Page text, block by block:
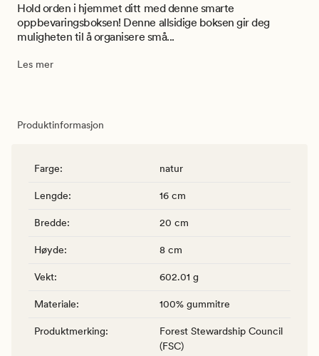
Hold orden i hjemmet ditt med denne smarte
oppbevaringsboksen! Denne allsidige boksen gir deg
muligheten til å organisere små...
Les mer
Produktinformasjon
Farge: natur
Lengde: 16 cm
Bredde: 20 cm
Høyde: 8 cm
Vekt: 602.01 g
Materiale: 100% gummitre
Produktmerking:
Forest Stewardship Council
(FSC)